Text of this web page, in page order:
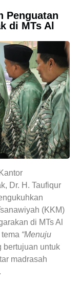
Penguatan
di MTs Al
Dr. H. Taufiqur
(KKM)
di MTs Al
“Menuju
bertujuan untuk
madrasah